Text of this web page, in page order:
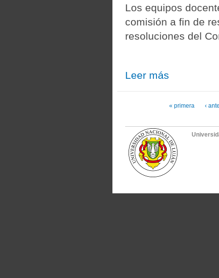
Los equipos
comisión a fin de
resoluciones del
Leer más
« primera ‹